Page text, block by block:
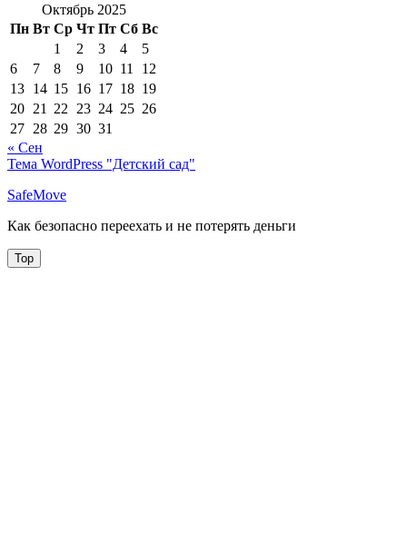
Октябрь 2025
Пн Вт Ср Чт Пт Сб Вс
1
2 3 4
5
6
7 8 9 10 11
12
13 14 15 16 17 18 19
20 21 22 23 24 25 26
27 28 29 30 31
« Сен
Тема WordPress "Детский сад"
SafeMove
Как безопасно переехать и не потерять деньги
Top